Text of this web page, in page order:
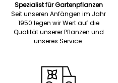
Spezialist für Gartenpflanzen
Seit unseren Anfängen im Jahr
1950 legen wir Wert auf die
Qualität unserer Pflanzen und
unseres Service.